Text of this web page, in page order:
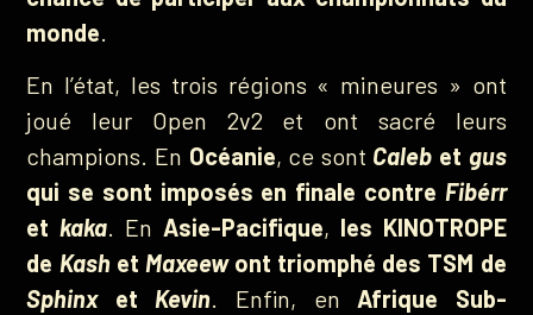
monde
En l’état, les trois régions « mineures » ont
joué leur Open 2v2 et ont sacré leurs
champions. En Océanie, ce sont Caleb et gus
qui se sont imposés en finale contre Fibérr
etkaka. En Asie-Pacifique, les KINOTROPE
de Kash et Maxeew ont triomphé des TSM de
Sphinx et Kevin. Enfin, en Afrique Sub-